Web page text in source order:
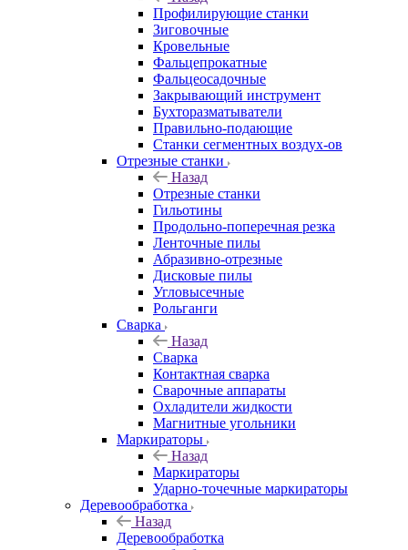
Профилирующие станки
Зиговочные
Кровельные
Фальцепрокатные
Фальцеосадочные
Закрывающий инструмент
Бухторазматыватели
Правильно-подающие
Станки сегментных воздух-ов
Отрезные станки
Назад
Отрезные станки
Гильотины
Продольно-поперечная резка
Ленточные пилы
Абразивно-отрезные
Дисковые пилы
Угловысечные
Рольганги
Сварка
Назад
Сварка
Контактная сварка
Сварочные аппараты
Охладители жидкости
Магнитные угольники
Маркираторы
Назад
Маркираторы
Ударно-точечные маркираторы
Деревообработка
Назад
Деревообработка